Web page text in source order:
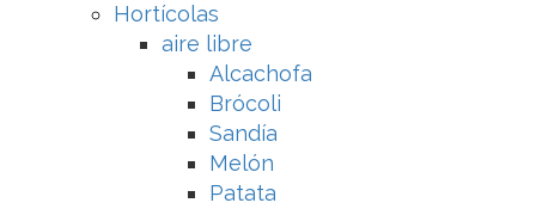
Hortícolas
aire libre
Alcachofa
Brócoli
Sandía
Melón
Patata